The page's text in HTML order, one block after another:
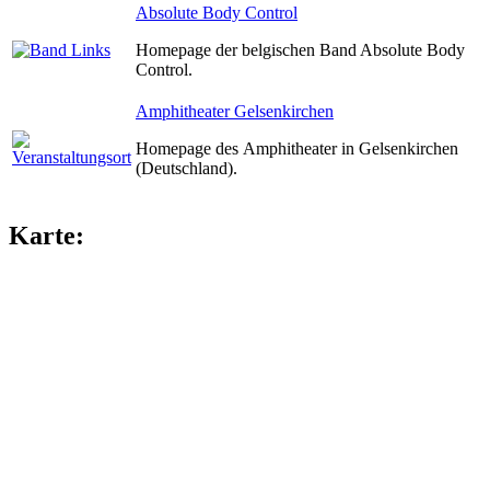
Absolute Body Control
Homepage der belgischen Band Absolute Body
Control.
Amphitheater Gelsenkirchen
Homepage des Amphitheater in Gelsenkirchen
(Deutschland).
Karte: